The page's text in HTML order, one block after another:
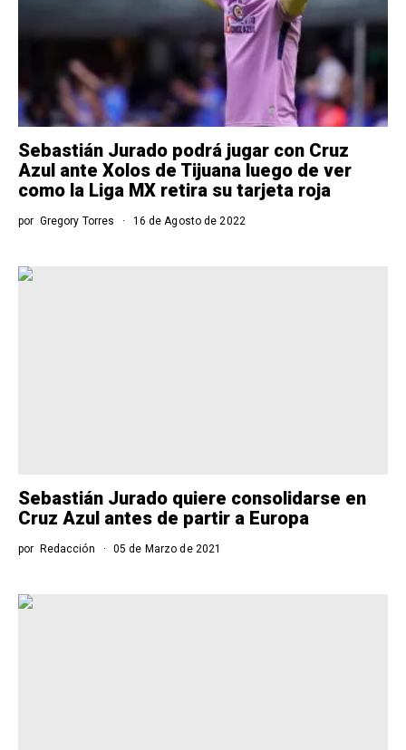
Sebastián Jurado podrá jugar con Cruz
Azul ante Xolos de Tijuana luego de ver
como la Liga MX retira su tarjeta roja
por Gregory Torres 16 de Agosto de 2022
Sebastián Jurado quiere consolidarse en
Cruz Azul antes de partir a Europa
por Redacción 05 de Marzo de 2021